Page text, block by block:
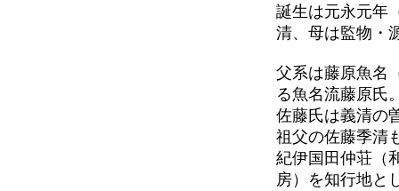
誕生は元永元年
清、母は監物・
父系は藤原魚名
る魚名流藤原氏
佐藤氏は義清の
祖父の佐藤季清
紀伊国田仲荘（
房）を知行地と